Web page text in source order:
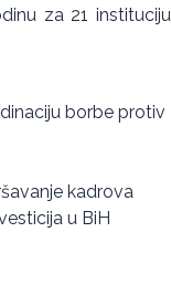
za 21 instituciju
borbe protiv
kadrova
u BiH